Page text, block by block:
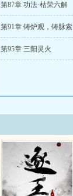
第87章 功法·枯荣六解
第91章 铸炉观，铸脉索
第95章 三阳灵火